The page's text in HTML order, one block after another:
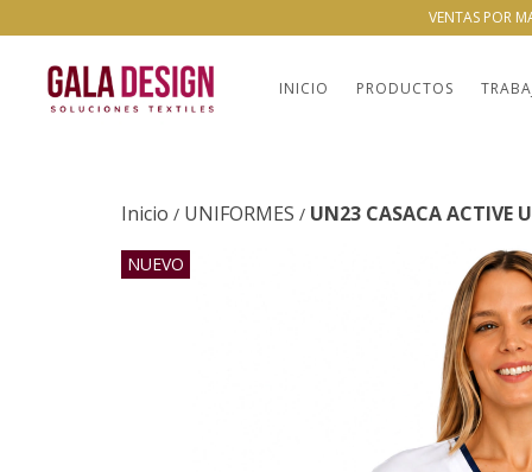
VENTAS POR
INICIO PRODUCTOS
Inicio / UNIFORMES / UN23 CASACA ACTIVE
NUEVO